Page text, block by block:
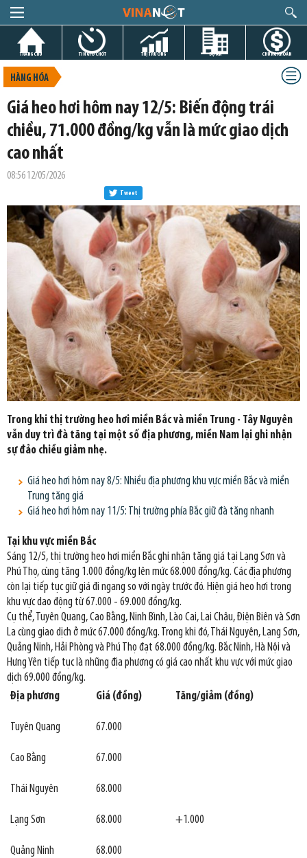
TRANG CHỦ TIN GIỜ CHÓT THỊ TRƯỜNG DỰ ÁN CHỨNG KHOÁN
HÀNG HÓA
Giá heo hơi hôm nay 12/5: Biến động trái
chiều, 71.000 đồng/kg vẫn là mức giao dịch
cao nhất
08:56 12/05/2026
Tweet
Trong khi thị trường heo hơi miền Bắc và miền Trung - Tây Nguyên
vẫn duy trì đà tăng tại một số địa phương, miền Nam lại ghi nhận
sự đảo chiều giảm nhẹ.
Giá heo hơi hôm nay 8/5: Nhiều địa phương khu vực miền Bắc và miền
Trung tăng giá
Giá heo hơi hôm nay 11/5: Thị trường phía Bắc giữ đà tăng nhanh
Tại khu vực miền Bắc
Sáng 12/5, thị trường heo hơi miền Bắc ghi nhận tăng giá tại Lạng Sơn và
Phú Thọ, cùng tăng 1.000 đồng/kg lên mức 68.000 đồng/kg. Các địa phương
còn lại tiếp tục giữ giá đi ngang so với ngày trước đó. Hiện giá heo hơi trong
khu vực dao động từ 67.000 - 69.000 đồng/kg.
Cụ thể, Tuyên Quang, Cao Bằng, Ninh Bình, Lào Cai, Lai Châu, Điện Biên và Sơn
La cùng giao dịch ở mức 67.000 đồng/kg. Trong khi đó, Thái Nguyên, Lạng Sơn,
Quảng Ninh, Hải Phòng và Phú Thọ đạt 68.000 đồng/kg. Bắc Ninh, Hà Nội và
Hưng Yên tiếp tục là những địa phương có giá cao nhất khu vực với mức giao
dịch 69.000 đồng/kg.
Địa phương
Giá (đồng) Tăng/giảm (đồng)
Tuyên Quang 67.000
Cao Bằng 67.000
Thái Nguyên 68.000
Lạng Sơn 68.000 +1.000
Quảng Ninh 68.000